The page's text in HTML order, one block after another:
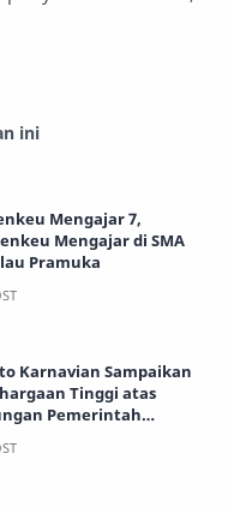
ini
Mengajar 7,
Mengajar di SMA
Pramuka
Karnavian Sampaikan
Tinggi atas
Pemerintah